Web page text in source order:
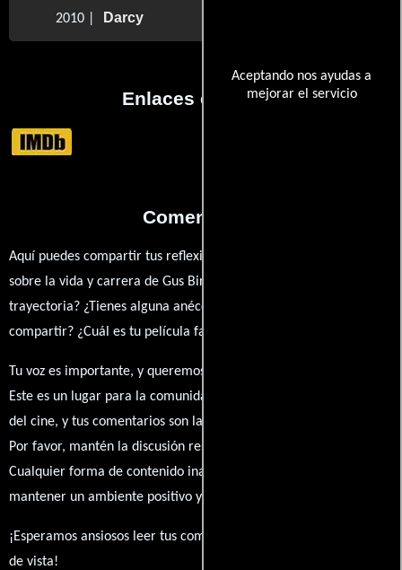
Aceptando nos ayudas a
mejorar el servicio
2010 | Darcy
Enlaces externos
Comentarios
Aquí puedes compartir tus reflexiones, anécdotas y opiniones
sobre la vida y carrera de Gus Birney. ¿Qué te ha inspirado de su
trayectoria? ¿Tienes alguna anécdota personal que desees
compartir? ¿Cuál es tu película favorita en la que ha participado?
Tu voz es importante, y queremos escuchar tus pensamientos.
Este es un lugar para la comunidad de admiradores y amantes
del cine, y tus comentarios son la esencia de esta conversación.
Por favor, mantén la discusión respetuosa y constructiva.
Cualquier forma de contenido inapropiado será eliminado para
mantener un ambiente positivo y enriquecedor para todos.
¡Esperamos ansiosos leer tus comentarios y conocer tus puntos
de vista!